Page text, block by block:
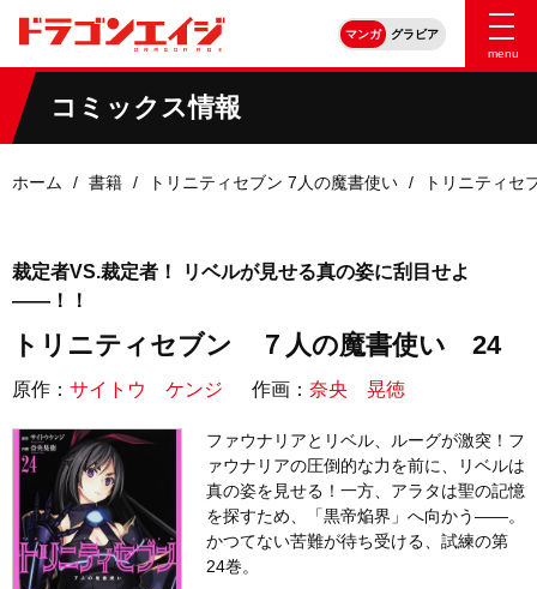
マンガ
グラビア
menu
コミックス情報
ホーム 書籍 トリニティセブン 7人の魔書使い トリニティ
裁定者VS.裁定者！ リベルが見せる真の姿に刮目せよ
――！！
トリニティセブン ７人の魔書使い 24
原作： サイトウ ケンジ 作画： 奈央 晃徳
ファウナリアとリベル、ルーグが激突！フ
ァウナリアの圧倒的な力を前に、リベルは
真の姿を見せる！一方、アラタは聖の記憶
を探すため、「黒帝焔界」へ向かう――。
かつてない苦難が待ち受ける、試練の第
24巻。